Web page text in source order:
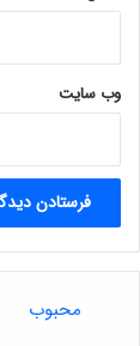
پرسنل
وب‌ سایت
محبوب